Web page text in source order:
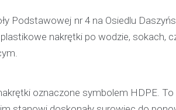
Podstawowej nr 4 na Osiedlu
nakrętki po wodzie, sokach,
oznaczone symbolem HDPE.